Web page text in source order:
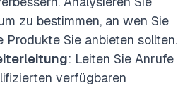
zu bestimmen, an wen Sie
Sie anbieten sollten.
: Leiten Sie Anrufe
verfügbaren